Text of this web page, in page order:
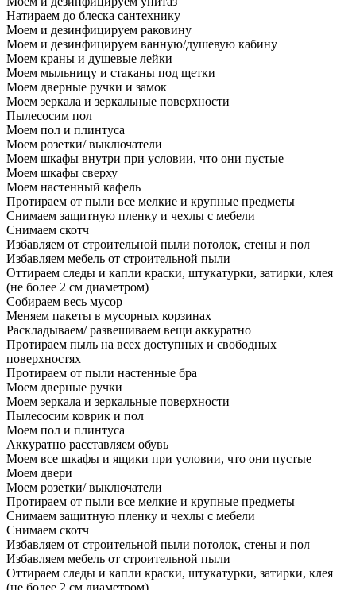
Натираем до блеска сантехнику
Моем и дезинфицируем раковину
Моем и дезинфицируем ванную/душевую кабину
Моем краны и душевые лейки
Моем мыльницу и стаканы под щетки
Моем дверные ручки и замок
Моем зеркала и зеркальные поверхности
Пылесосим пол
Моем пол и плинтуса
Моем розетки/ выключатели
Моем шкафы внутри при условии, что они пустые
Моем шкафы сверху
Моем настенный кафель
Протираем от пыли все мелкие и крупные предметы
Снимаем защитную пленку и чехлы с мебели
Снимаем скотч
Избавляем от строительной пыли потолок, стены и пол
Избавляем мебель от строительной пыли
Оттираем следы и капли краски, штукатурки, затирки, клея
(не более 2 см диаметром)
Собираем весь мусор
Меняем пакеты в мусорных корзинах
Раскладываем/ развешиваем вещи аккуратно
Протираем пыль на всех доступных и свободных
поверхностях
Протираем от пыли настенные бра
Моем дверные ручки
Моем зеркала и зеркальные поверхности
Пылесосим коврик и пол
Моем пол и плинтуса
Аккуратно расставляем обувь
Моем все шкафы и ящики при условии, что они пустые
Моем двери
Моем розетки/ выключатели
Протираем от пыли все мелкие и крупные предметы
Снимаем защитную пленку и чехлы с мебели
Снимаем скотч
Избавляем от строительной пыли потолок, стены и пол
Избавляем мебель от строительной пыли
Оттираем следы и капли краски, штукатурки, затирки, клея
(не более 2 см диаметром)